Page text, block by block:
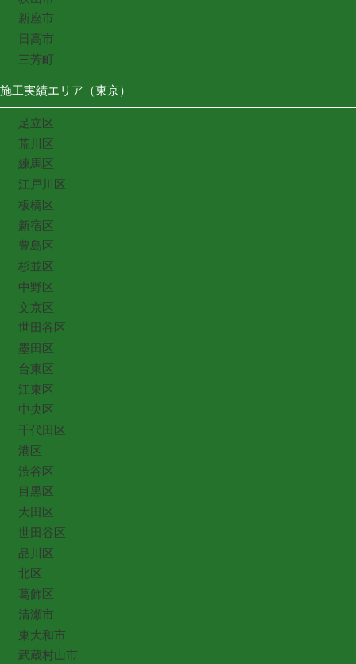
新座市
日高市
三芳町
施工実績エリア（東京）
足立区
荒川区
練馬区
江戸川区
板橋区
新宿区
豊島区
杉並区
中野区
文京区
世田谷区
墨田区
台東区
江東区
中央区
千代田区
港区
渋谷区
目黒区
大田区
世田谷区
品川区
北区
葛飾区
清瀬市
東大和市
武蔵村山市